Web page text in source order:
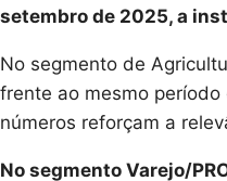
setembro de 2025, a
No segmento de
frente ao mesmo período
números reforçam a
No segmento Varejo/